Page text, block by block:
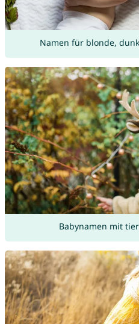
Namen für blonde,
Babynamen mit